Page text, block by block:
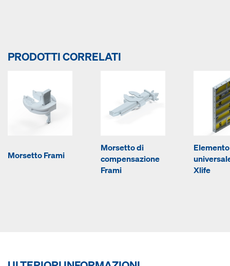
PRODOTTI CORRELATI
Morsetto Frami
Morsetto di
compensazione
Frami
Elemento
Xlife